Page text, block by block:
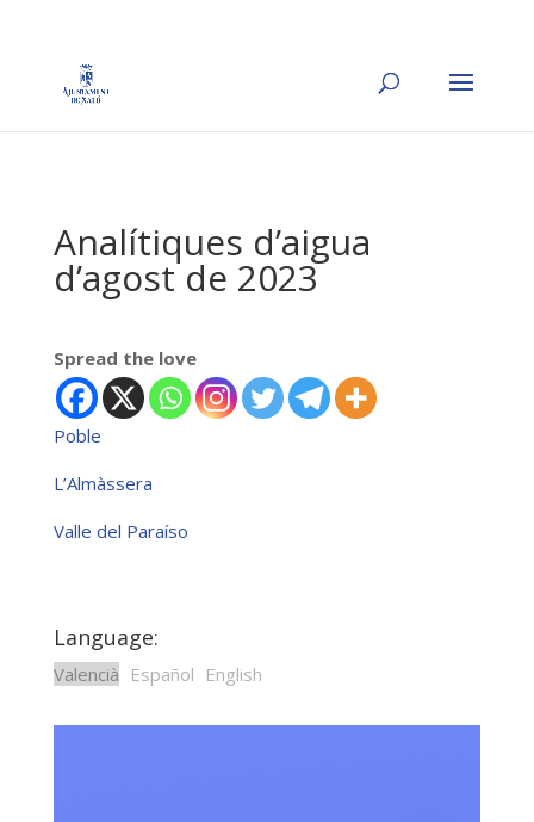
Analítiques d’aigua
d’agost de 2023
Spread the love
Poble
L’Almàssera
Valle del Paraíso
Language:
Valencià Español English